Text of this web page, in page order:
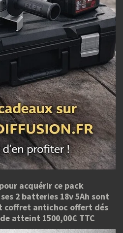
acquérir ce pack
2 batteries 18v 5Ah sont
coffret antichoc offert dés
atteint 1500,00€ TTC